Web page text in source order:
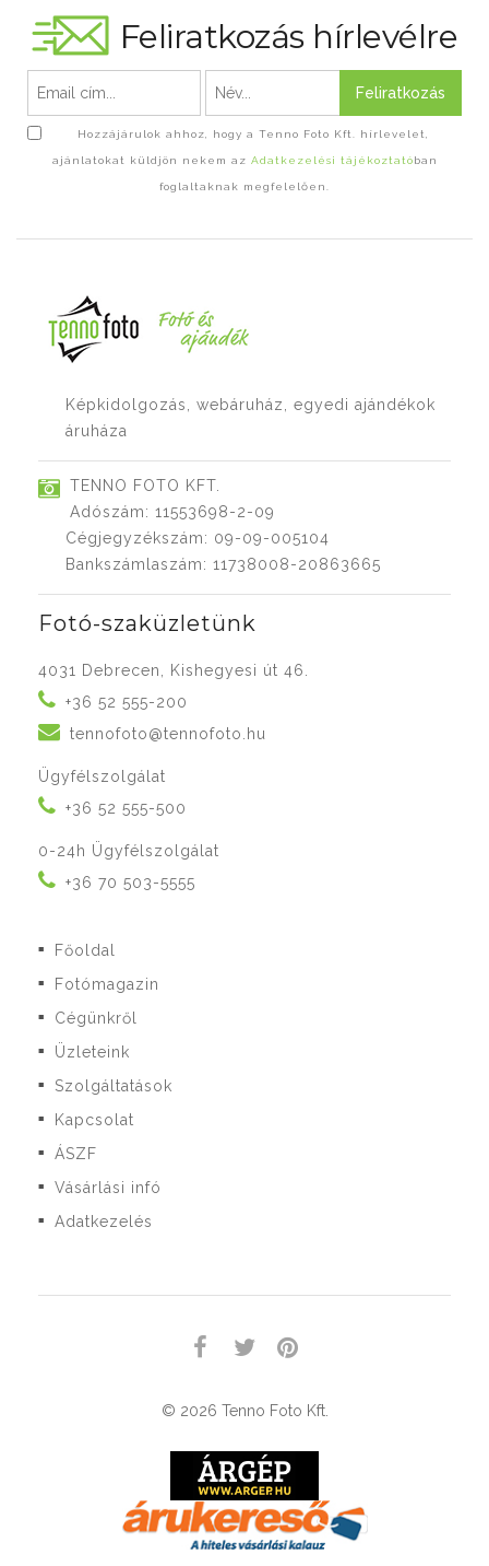
Feliratkozás hírlevélre
Feliratkozás
Hozzájárulok ahhoz, hogy a Tenno Foto Kft. hírlevelet,
ajánlatokat küldjön nekem az Adatkezelési tájékoztatóban
foglaltaknak megfelelően.
Képkidolgozás, webáruház, egyedi ajándékok
áruháza
TENNO FOTO KFT.
Adószám: 11553698-2-09
Cégjegyzékszám: 09-09-005104
Bankszámlaszám: 11738008-20863665
Fotó-szaküzletünk
4031 Debrecen, Kishegyesi út 46.
+36 52 555-200
tennofoto@tennofoto.hu
Ügyfélszolgálat
+36 52 555-500
0-24h Ügyfélszolgálat
+36 70 503-5555
■ Főoldal
■ Fotómagazin
■ Cégünkről
■ Üzleteink
■ Szolgáltatások
■ Kapcsolat
■ ÁSZF
■ Vásárlási infó
■ Adatkezelés
© 2026 Tenno Foto Kft.